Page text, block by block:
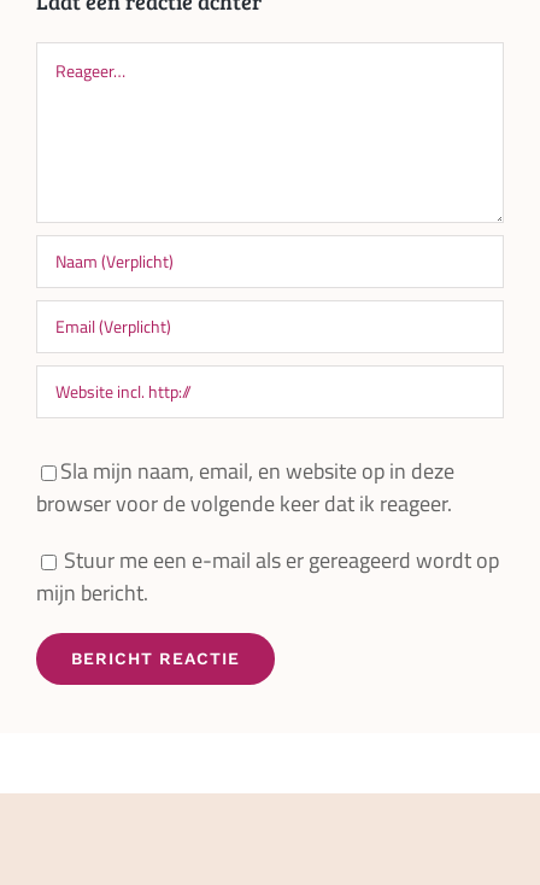
Reageer
Sla mijn naam, email, en website op in deze
browser voor de volgende keer dat ik reageer.
Stuur me een e-mail als er gereageerd wordt op
mijn bericht.